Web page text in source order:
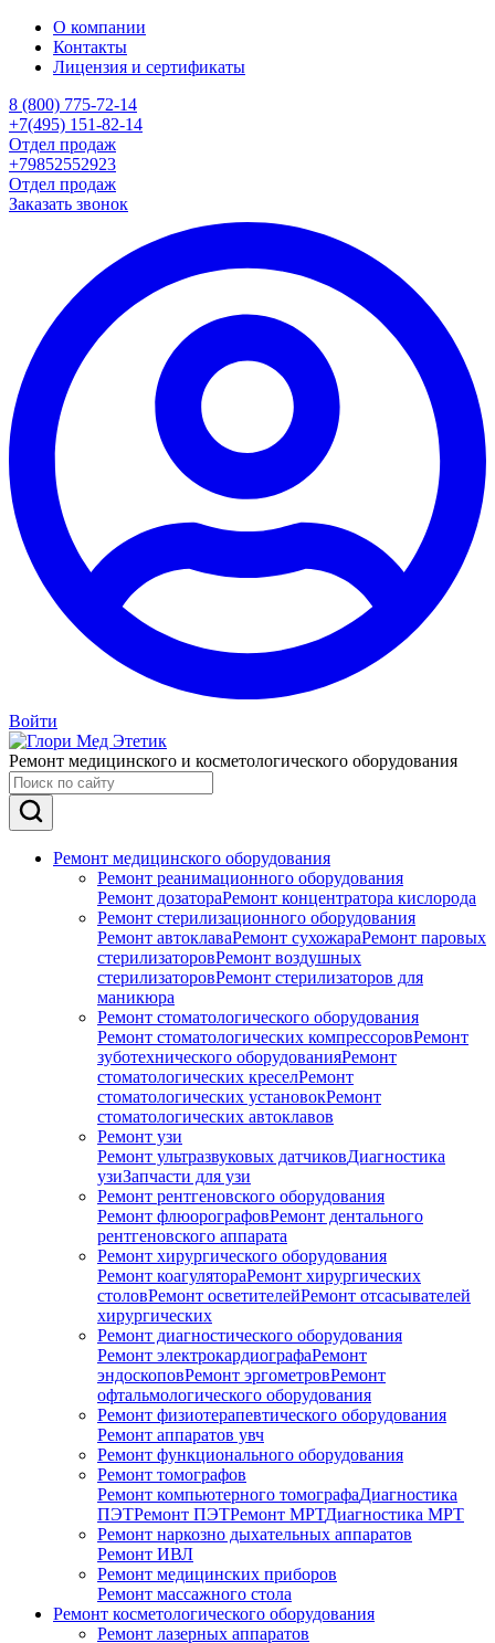
О компании
Контакты
Лицензия и сертификаты
8 (800) 775-72-14
+7(495) 151-82-14
Отдел продаж
+79852552923
Отдел продаж
Заказать звонок
Войти
Ремонт медицинского и косметологического оборудования
Ремонт медицинского оборудования
Ремонт реанимационного оборудования
Ремонт дозатораРемонт концентратора кислорода
Ремонт стерилизационного оборудования
Ремонт автоклаваРемонт сухожараРемонт паровых
стерилизаторовРемонт воздушных
стерилизаторовРемонт стерилизаторов для
маникюра
Ремонт стоматологического оборудования
Ремонт стоматологических компрессоровРемонт
зуботехнического оборудованияРемонт
стоматологических креселРемонт
стоматологических установокРемонт
стоматологических автоклавов
Ремонт узи
Ремонт ультразвуковых датчиковДиагностика
узиЗапчасти для узи
Ремонт рентгеновского оборудования
Ремонт флюорографовРемонт дентального
рентгеновского аппарата
Ремонт хирургического оборудования
Ремонт коагулятораРемонт хирургических
столовРемонт осветителейРемонт отсасывателей
хирургических
Ремонт диагностического оборудования
Ремонт электрокардиографаРемонт
эндоскоповРемонт эргометровРемонт
офтальмологического оборудования
Ремонт физиотерапевтического оборудования
Ремонт аппаратов увч
Ремонт функционального оборудования
Ремонт томографов
Ремонт компьютерного томографаДиагностика
ПЭТРемонт ПЭТРемонт МРТДиагностика МРТ
Ремонт наркозно дыхательных аппаратов
Ремонт ИВЛ
Ремонт медицинских приборов
Ремонт массажного стола
Ремонт косметологического оборудования
Ремонт лазерных аппаратов